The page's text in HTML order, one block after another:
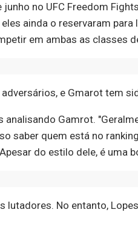
no UFC Freedom
ainda o reservaram
em ambas as classes
e Gmarot tem
Gamrot.
saber quem está no
do estilo dele, é uma
lutadores. No entanto,